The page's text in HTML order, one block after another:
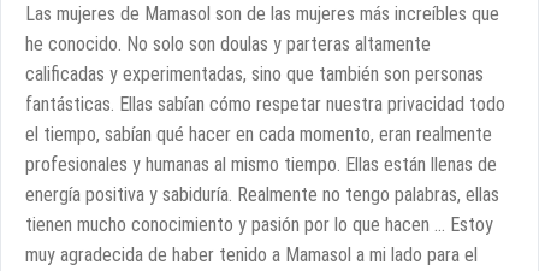
Las mujeres de Mamasol son de las mujeres más increíbles que
he conocido. No solo son doulas y parteras altamente
calificadas y experimentadas, sino que también son personas
fantásticas. Ellas sabían cómo respetar nuestra privacidad todo
el tiempo, sabían qué hacer en cada momento, eran realmente
profesionales y humanas al mismo tiempo. Ellas están llenas de
energía positiva y sabiduría. Realmente no tengo palabras, ellas
tienen mucho conocimiento y pasión por lo que hacen … Estoy
muy agradecida de haber tenido a Mamasol a mi lado para el